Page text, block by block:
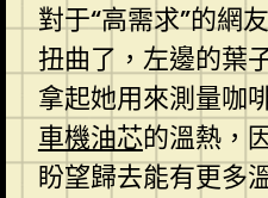
對于“高需求”的網
扭曲了，左邊的葉
拿起她用來測量咖
車機油芯的溫熱，
盼望歸去能有更多